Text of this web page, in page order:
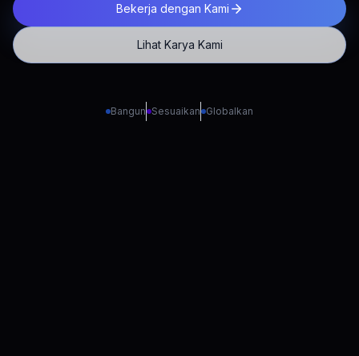
Bekerja dengan Kami
Lihat Karya Kami
Bangun Sesuaikan Globalkan